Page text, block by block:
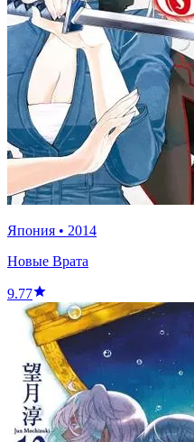
Япония • 2014
Новые Врата
9.77